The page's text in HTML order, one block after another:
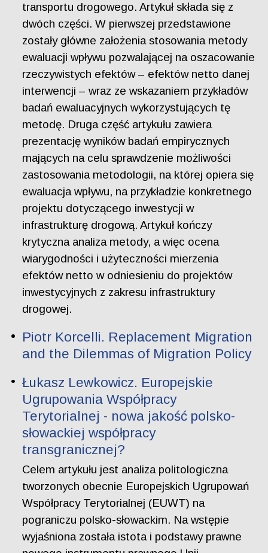
transportu drogowego. Artykuł składa się z
dwóch części. W pierwszej przedstawione
zostały główne założenia stosowania metody
ewaluacji wpływu pozwalającej na oszacowanie
rzeczywistych efektów – efektów netto danej
interwencji – wraz ze wskazaniem przykładów
badań ewaluacyjnych wykorzystujących tę
metodę. Druga część artykułu zawiera
prezentację wyników badań empirycznych
mających na celu sprawdzenie możliwości
zastosowania metodologii, na której opiera się
ewaluacja wpływu, na przykładzie konkretnego
projektu dotyczącego inwestycji w
infrastrukturę drogową. Artykuł kończy
krytyczna analiza metody, a więc ocena
wiarygodności i użyteczności mierzenia
efektów netto w odniesieniu do projektów
inwestycyjnych z zakresu infrastruktury
drogowej.
Piotr Korcelli. Replacement Migration
and the Dilemmas of Migration Policy
Łukasz Lewkowicz. Europejskie
Ugrupowania Współpracy
Terytorialnej - nowa jakość polsko-
słowackiej współpracy
transgranicznej?
Celem artykułu jest analiza politologiczna
tworzonych obecnie Europejskich Ugrupowań
Współpracy Terytorialnej (EUWT) na
pograniczu polsko-słowackim. Na wstępie
wyjaśniona została istota i podstawy prawne